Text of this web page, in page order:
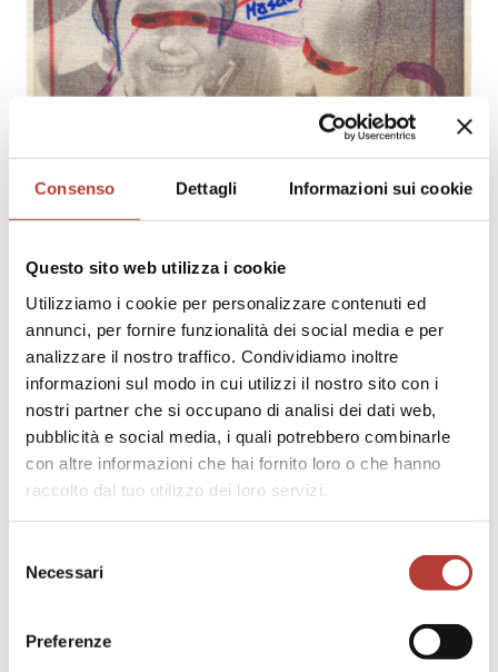
Consenso Dettagli Informazioni sui cookie
Questo sito web utilizza i cookie
Utilizziamo i cookie per personalizzare contenuti ed
annunci, per fornire funzionalità dei social media e per
analizzare il nostro traffico. Condividiamo inoltre
informazioni sul modo in cui utilizzi il nostro sito con i
nostri partner che si occupano di analisi dei dati web,
pubblicità e social media, i quali potrebbero combinarle
con altre informazioni che hai fornito loro o che hanno
raccolto dal tuo utilizzo dei loro servizi.
delNecessari
Preferenze
Superiore in Pisa, where she is preparing a
critical edition of Gian Pietro Lucini’s novel
Gian Pietro da Core. Her scholarly work
centers on the Italian Neo-Avant-Garde,
interrelations between literature, visual
and Corrado Costa, editing two volumes
of Costa’s Poetry and one dedicated to his
monograph La continuazione degli occhi.
Ecfrasi e forma-Galeria nelle poesie della
Neoavanguardia (1956–1979), published by
Edizioni della Normale in 2024, explores
the poetics of ekphrasis and the gallery-
form in Neo-Avant-Garde poetry.
La New Vita Nova di Lamberto Pignotti,
tra Marco Giovenale e McLuhan
diChiara Portesine